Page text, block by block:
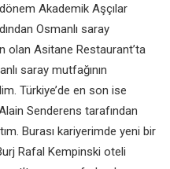
Akademik Aşçılar
Osmanlı saray
olan Asitane Restaurant’ta
saray mutfağının
Türkiye’de en son ise
Senderens tarafından
Burası kariyerimde yeni bir
Rafal Kempinski oteli